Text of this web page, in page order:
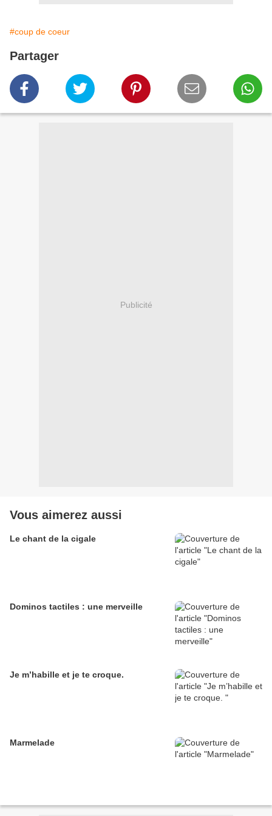
#coup de coeur
Partager
Publicité
Vous aimerez aussi
Le chant de la cigale
Dominos tactiles : une merveille
Je m’habille et je te croque.
Marmelade